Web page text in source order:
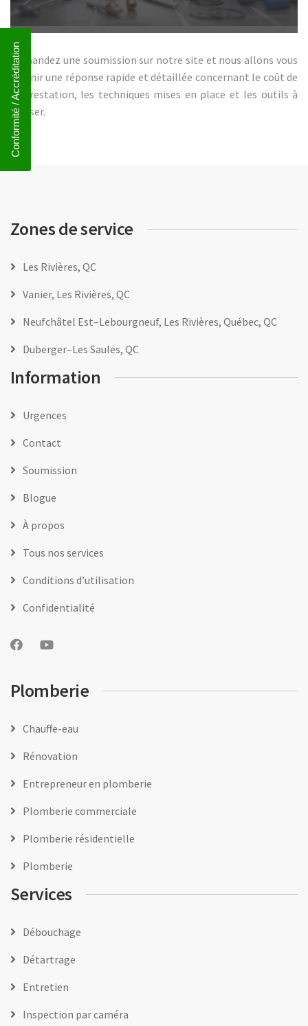
Demandez une soumission sur notre site et nous allons vous
fournir une réponse rapide et détaillée concernant le coût de
la prestation, les techniques mises en place et les outils à
utiliser.
Zones de service
Les Rivières, QC
Vanier, Les Rivières, QC
Neufchâtel Est–Lebourgneuf, Les Rivières, Québec, QC
Duberger–Les Saules, QC
Information
Urgences
Contact
Soumission
Blogue
À propos
Tous nos services
Conditions d’utilisation
Confidentialité
Plomberie
Chauffe-eau
Rénovation
Entrepreneur en plomberie
Plomberie commerciale
Plomberie résidentielle
Plomberie
Services
Débouchage
Détartrage
Entretien
Inspection par caméra
Conformité / Accréditation